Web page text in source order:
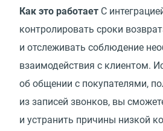
Как это работает С
контролировать сроки
и отслеживать соблюдение
взаимодействия с клиентом.
об общении с покупателями,
из записей звонков, вы
и устранить причины низкой